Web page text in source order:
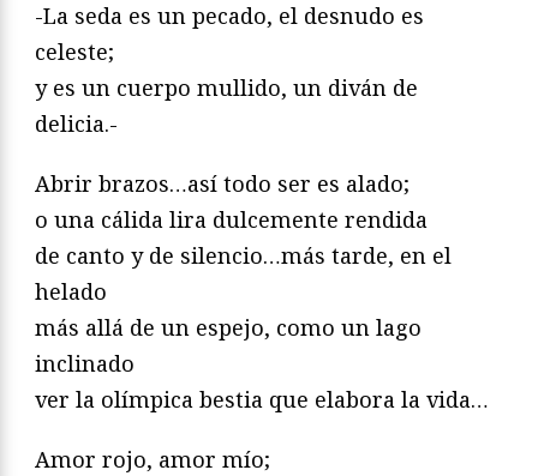
-La seda es un pecado, el desnudo es
celeste;
y es un cuerpo mullido, un diván de
delicia.-
Abrir brazos…así todo ser es alado;
o una cálida lira dulcemente rendida
de canto y de silencio…más tarde, en el
helado
más allá de un espejo, como un lago
inclinado
ver la olímpica bestia que elabora la vida…
Amor rojo, amor mío;